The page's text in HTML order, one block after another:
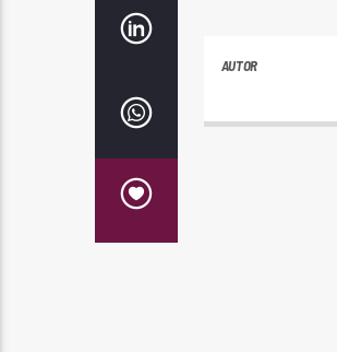
AUTOR